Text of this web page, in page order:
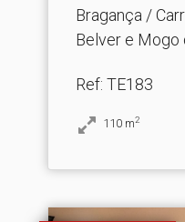
Bragança /
Belver e Mogo
Ref: TE183
110 m2